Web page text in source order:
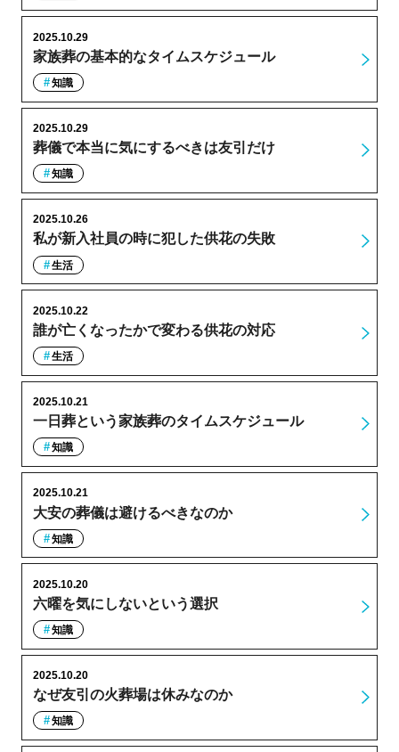
家族葬の基本的なタイムスケジュール
2025.10.29
知識
葬儀で本当に気にするべきは友引だけ
2025.10.29
知識
私が新入社員の時に犯した供花の失敗
2025.10.26
生活
誰が亡くなったかで変わる供花の対応
2025.10.22
生活
一日葬という家族葬のタイムスケジュール
2025.10.21
知識
大安の葬儀は避けるべきなのか
2025.10.21
知識
六曜を気にしないという選択
2025.10.20
知識
なぜ友引の火葬場は休みなのか
2025.10.20
知識